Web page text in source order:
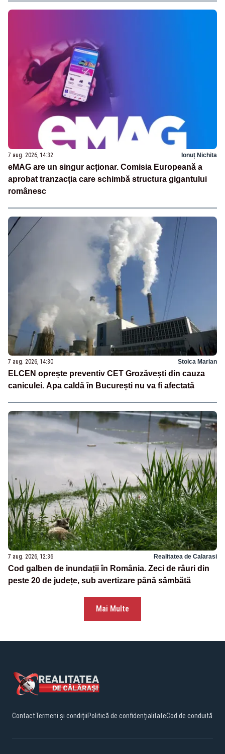
7 aug. 2026, 14:32 Ionuț Nichita
eMAG are un singur acționar. Comisia Europeană a
aprobat tranzacția care schimbă structura gigantului
românesc
7 aug. 2026, 14:30 Stoica Marian
ELCEN oprește preventiv CET Grozăvești din cauza
caniculei. Apa caldă în București nu va fi afectată
7 aug. 2026, 12:36 Realitatea de Calarasi
Cod galben de inundații în România. Zeci de râuri din
peste 20 de județe, sub avertizare până sâmbătă
Mai Multe
ContactTermeni și condițiiPolitică de confidențialitateCod de conduită